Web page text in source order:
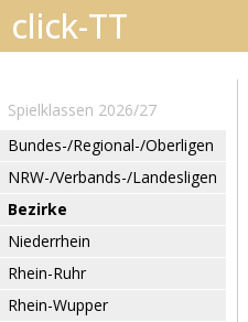
Spielklassen 2026/27
Bundes-/Regional-/Oberligen
NRW-/Verbands-/Landesligen
Bezirke
Niederrhein
Rhein-Ruhr
Rhein-Wupper